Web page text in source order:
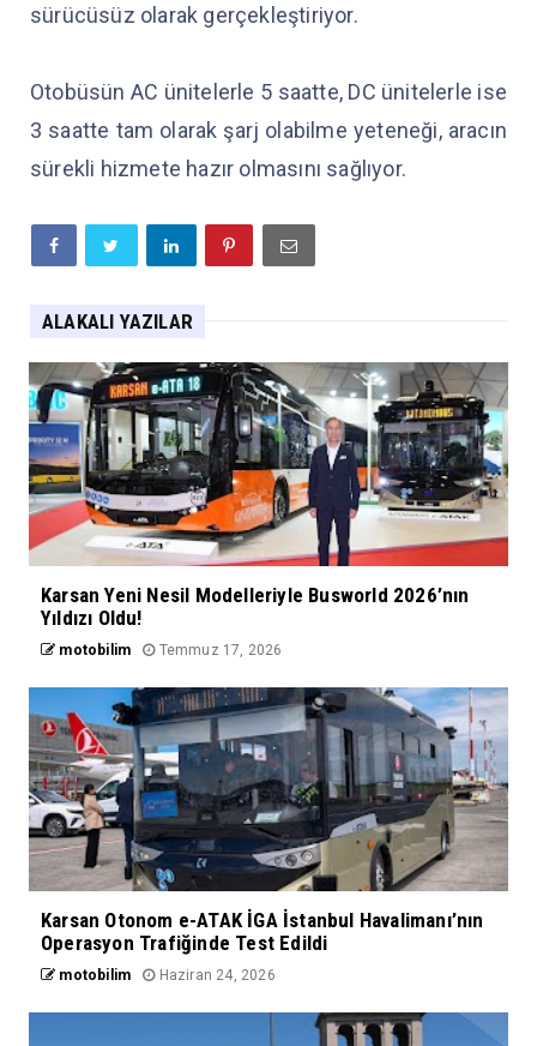
sürücüsüz olarak gerçekleştiriyor.
Otobüsün AC ünitelerle 5 saatte, DC ünitelerle ise
3 saatte tam olarak şarj olabilme yeteneği, aracın
sürekli hizmete hazır olmasını sağlıyor.
ALAKALI YAZILAR
Karsan Yeni Nesil Modelleriyle Busworld 2026’nın
Yıldızı Oldu!
motobilim Temmuz 17, 2026
Karsan Otonom e-ATAK İGA İstanbul Havalimanı’nın
Operasyon Trafiğinde Test Edildi
motobilim Haziran 24, 2026